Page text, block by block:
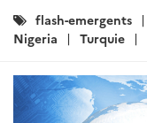
Catégories
:
flash-emergents
Nigeria
Turquie